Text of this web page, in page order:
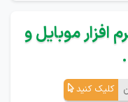
افزار موبایل و
کلیک کنید